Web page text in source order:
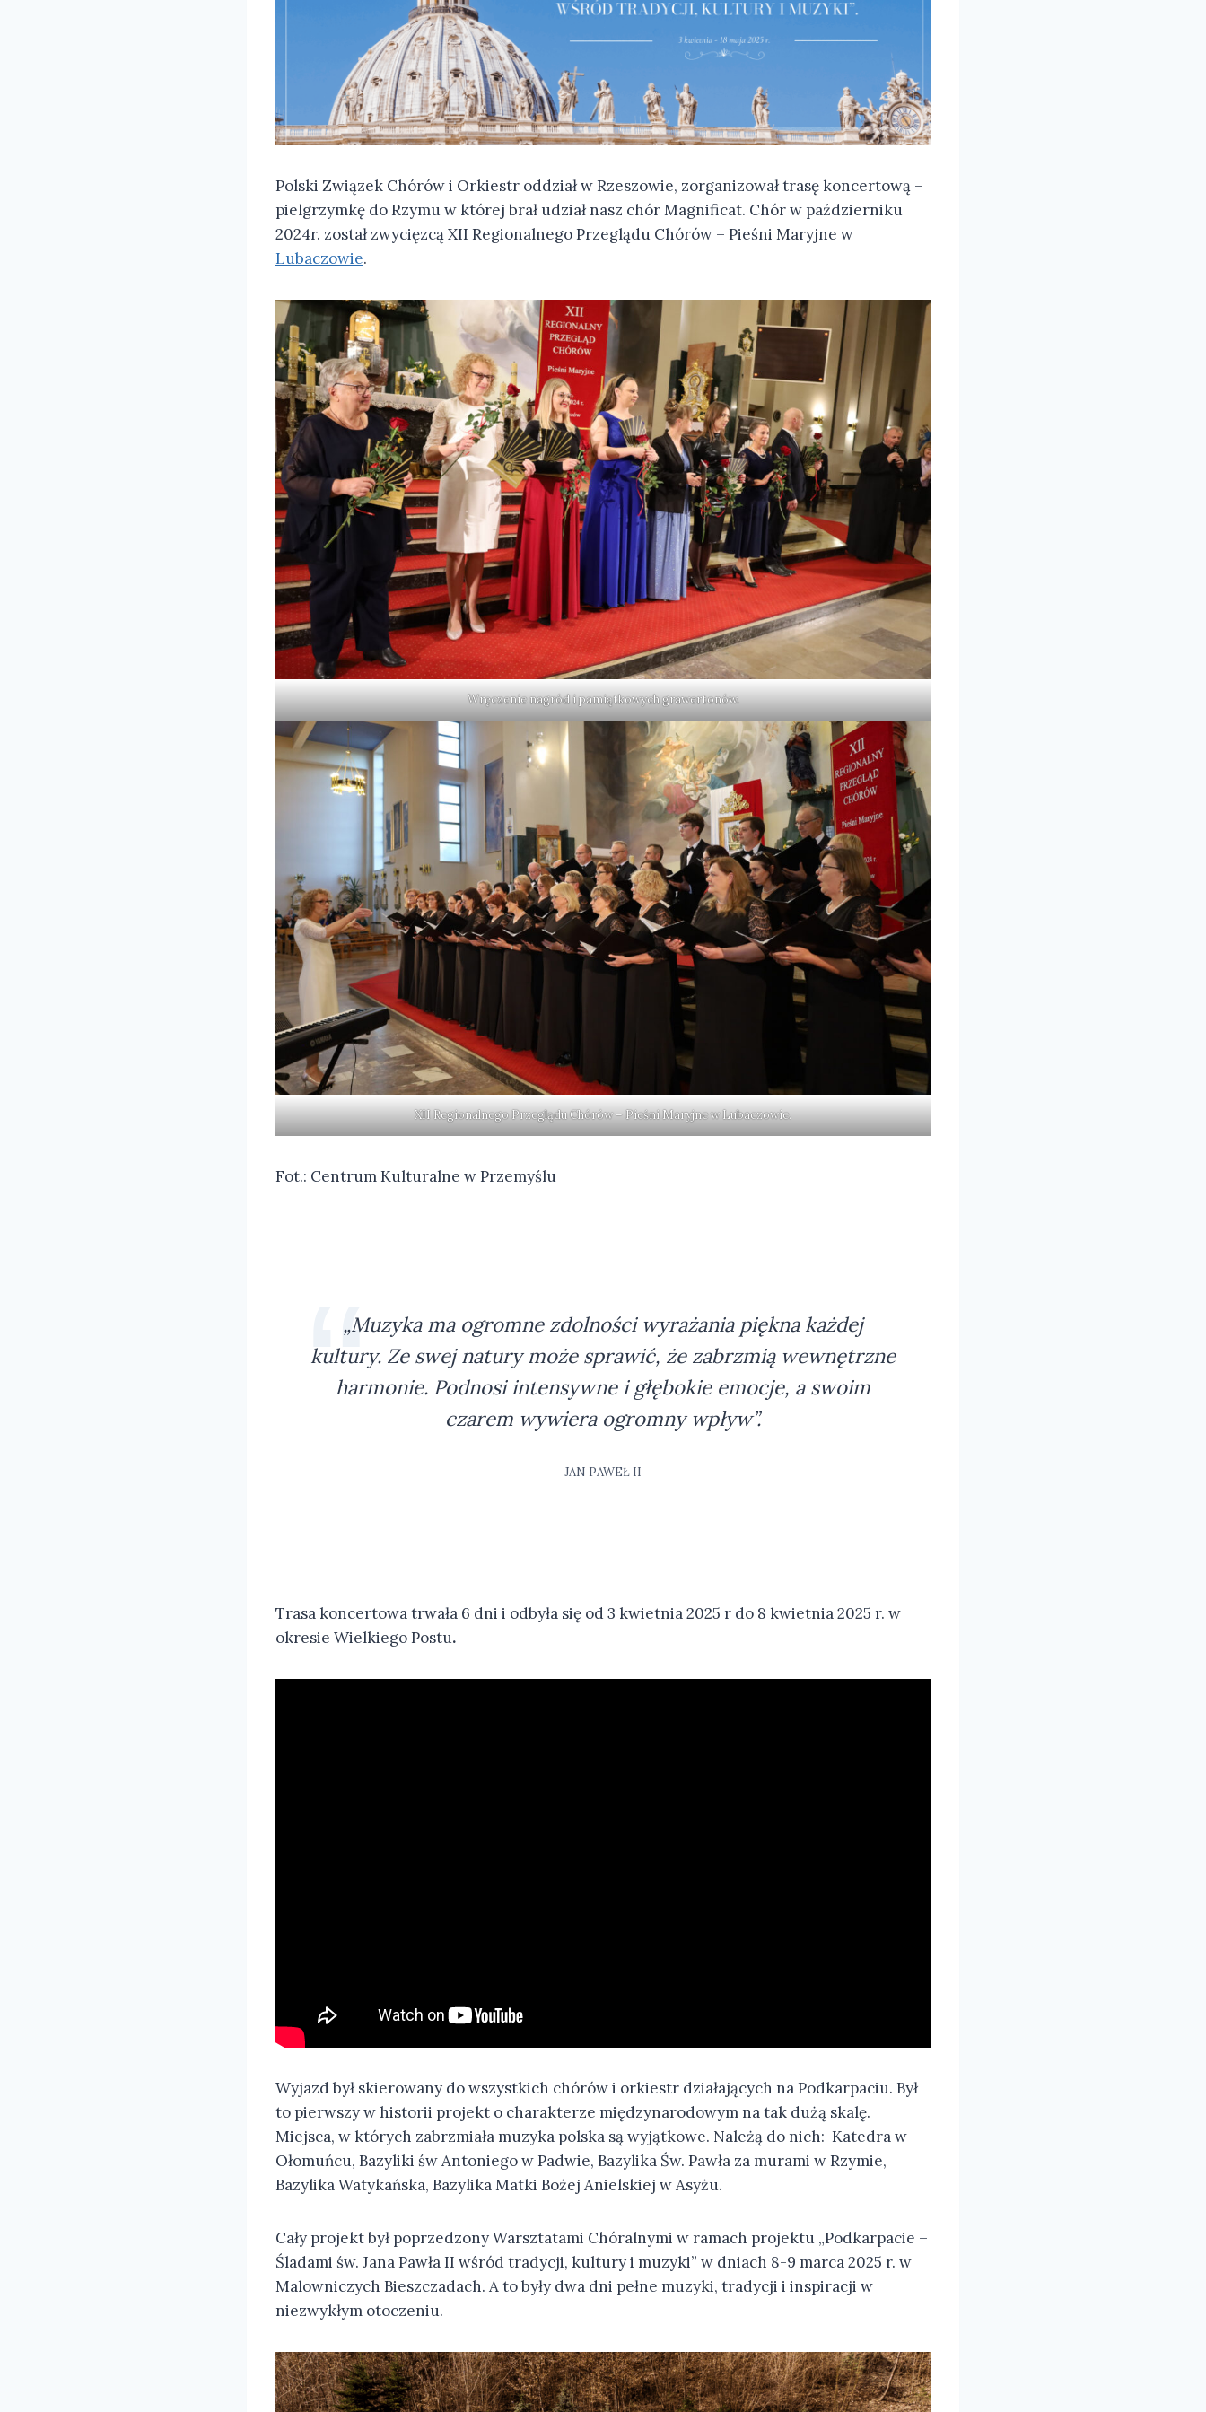
Polski Związek Chórów i Orkiestr oddział w Rzeszowie, zorganizował trasę koncertową –
pielgrzymkę do Rzymu w której brał udział nasz chór Magnificat. Chór w październiku
2024r. został zwycięzcą XII Regionalnego Przeglądu Chórów – Pieśni Maryjne w
Lubaczowie.
Wręczenie nagród i pamiątkowych grawertonów.
XII Regionalnego Przeglądu Chórów – Pieśni Maryjne w Lubaczowie.
Fot.: Centrum Kulturalne w Przemyślu
„Muzyka ma ogromne zdolności wyrażania piękna każdej
kultury. Ze swej natury może sprawić, że zabrzmią wewnętrzne
harmonie. Podnosi intensywne i głębokie emocje, a swoim
czarem wywiera ogromny wpływ”.
JAN PAWEŁ II
Trasa koncertowa trwała 6 dni i odbyła się od 3 kwietnia 2025 r do 8 kwietnia 2025 r. w
okresie Wielkiego Postu.
Wyjazd był skierowany do wszystkich chórów i orkiestr działających na Podkarpaciu. Był
to pierwszy w historii projekt o charakterze międzynarodowym na tak dużą skalę.
Miejsca, w których zabrzmiała muzyka polska są wyjątkowe. Należą do nich: Katedra w
Ołomuńcu, Bazyliki św Antoniego w Padwie, Bazylika Św. Pawła za murami w Rzymie,
Bazylika Watykańska, Bazylika Matki Bożej Anielskiej w Asyżu.
Cały projekt był poprzedzony Warsztatami Chóralnymi w ramach projektu „Podkarpacie –
Śladami św. Jana Pawła II wśród tradycji, kultury i muzyki” w dniach 8-9 marca 2025 r. w
Malowniczych Bieszczadach. A to były dwa dni pełne muzyki, tradycji i inspiracji w
niezwykłym otoczeniu.